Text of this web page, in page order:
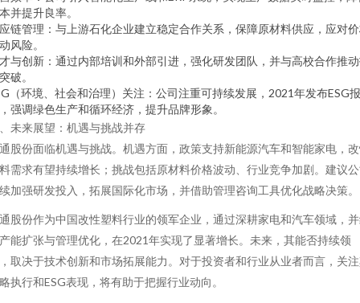
并提升良率。
链管理：与上游石化企业建立稳定合作关系，保障原材料供应，应对
风险。
与创新：通过内部培训和外部引进，强化研发团队，并与高校合作推
破。
（环境、社会和治理）关注：公司注重可持续发展，2021年发布ESG报
强调绿色生产和循环经济，提升品牌形象。
未来展望：机遇与挑战并存
股份面临机遇与挑战。机遇方面，政策支持新能源汽车和智能家电，
需求有望持续增长；挑战包括原材料价格波动、行业竞争加剧。建议
加强研发投入，拓展国际化市场，并借助管理咨询工具优化战略决策。
股份作为中国改性塑料行业的领军企业，通过深耕家电和汽车领域，
能扩张与管理优化，在2021年实现了显著增长。未来，其能否持续领
取决于技术创新和市场拓展能力。对于投资者和行业从业者而言，关
执行和ESG表现，将有助于把握行业动向。